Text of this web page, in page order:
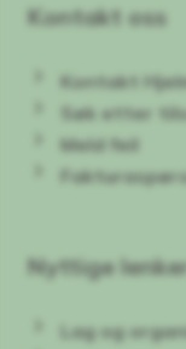
Kontakt oss
Kontakt
Søk etter
Meld feil
Nyttige
Lag og